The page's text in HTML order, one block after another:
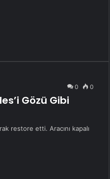
0 0
Gözü Gibi
restore etti. Aracını kapalı